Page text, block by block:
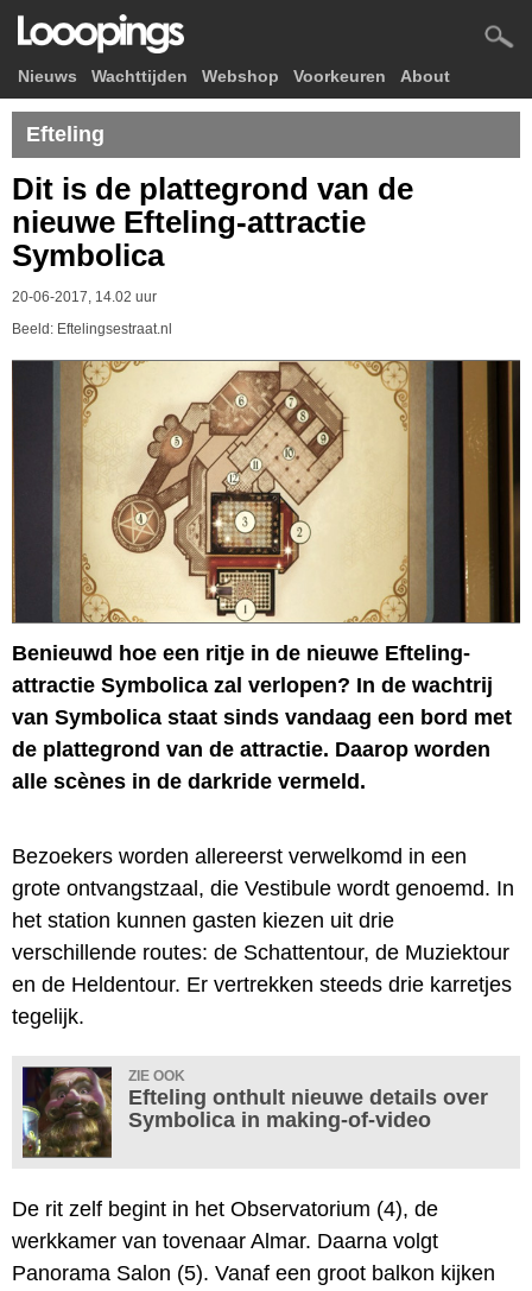
Nieuws Wachttijden Webshop Voorkeuren About
Efteling
Dit is de plattegrond van de
nieuwe Efteling-attractie
Symbolica
20-06-2017, 14.02 uur
Beeld: Eftelingsestraat.nl
Benieuwd hoe een ritje in de nieuwe Efteling-
attractie Symbolica zal verlopen? In de wachtrij
van Symbolica staat sinds vandaag een bord met
de plattegrond van de attractie. Daarop worden
alle scènes in de darkride vermeld.
Bezoekers worden allereerst verwelkomd in een
grote ontvangstzaal, die Vestibule wordt genoemd. In
het station kunnen gasten kiezen uit drie
verschillende routes: de Schattentour, de Muziektour
en de Heldentour. Er vertrekken steeds drie karretjes
tegelijk.
ZIE OOK
Efteling onthult nieuwe details over
Symbolica in making-of-video
De rit zelf begint in het Observatorium (4), de
werkkamer van tovenaar Almar. Daarna volgt
Panorama Salon (5). Vanaf een groot balkon kijken